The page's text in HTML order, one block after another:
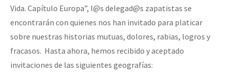
Vida. Capítulo Europa”, l@s delegad@s zapatistas se
encontrarán con quienes nos han invitado para platicar
sobre nuestras historias mutuas, dolores, rabias, logros y
fracasos. Hasta ahora, hemos recibido y aceptado
invitaciones de las siguientes geografías: